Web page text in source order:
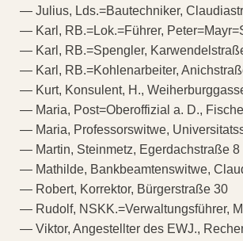
— Julius, Lds.=Bautechniker,
— Karl, RB.=Lok.=Führer,
— Karl, RB.=Spengler,
— Karl, RB.=Kohlenarbeiter,
— Kurt, Konsulent, H.,
— Maria, Post=Oberoffizial a. D.,
— Maria, Professorswitwe,
— Martin, Steinmetz, Egerdachstraße 8
— Mathilde, Bankbeamtenswitwe,
— Robert, Korrektor, Bürgerstraße 30
— Rudolf, NSKK.=Verwaltungsführer,
— Viktor, Angestellter des EWJ.,